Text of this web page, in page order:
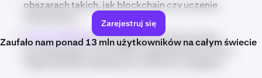
obszarach takich, jak blockchain czy uczenie
Render (RENDER): sieć łącząca użytkowników
potrzebujących mocy GPU z operatorami, którzy
Zarejestruj się
Zaufało nam ponad 13 mln użytkowników na całym świecie